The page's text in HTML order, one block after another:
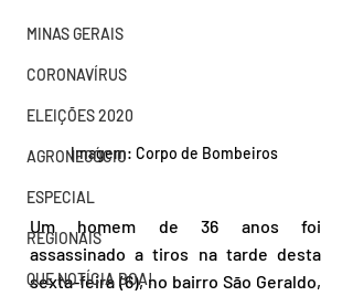
MINAS GERAIS
CORONAVÍRUS
ELEIÇÕES 2020
AGRONEGÓCIO
ESPECIAL
REGIONAIS
QUE NOTÍCIA BOA!
Imagem: Corpo de Bombeiros
Um homem de 36 anos foi
assassinado a tiros na tarde desta
sexta-feira (6), no bairro São Geraldo,